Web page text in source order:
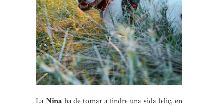
LaNina ha de tornar a tindre una vida feliç, en